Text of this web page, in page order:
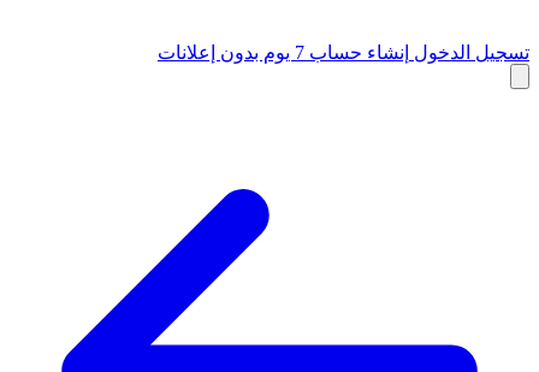
تسجيل الدخول إنشاء حساب 7 يوم بدون إعلانات